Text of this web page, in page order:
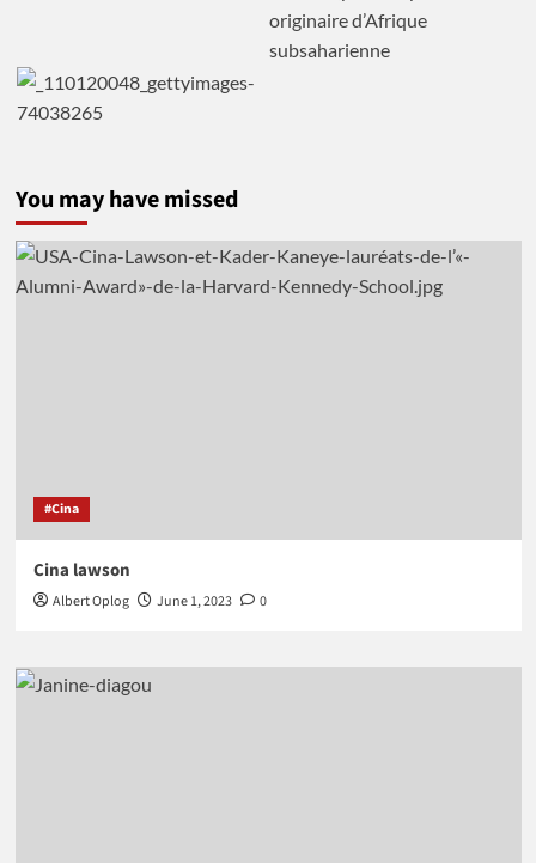
You may have missed
#Cina
Cina lawson
Albert Oplog June 1, 2023 0